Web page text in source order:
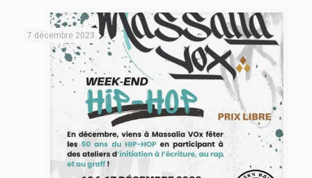
7 décembre 2023